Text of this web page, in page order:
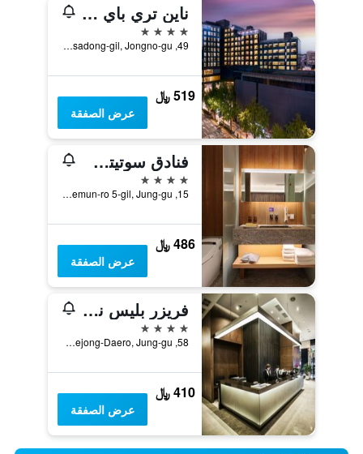
ناين تري باي بارناس سول إنسادونج
4 نجوم
49, Insadong-gil, Jongno-gu, سيول, كوريا الجنوبية
519 ﷼
عرض الصفقة
فنادق سوتيتسو ذا سبليسير سول مييونغدونغ
4 نجوم
15, Namdaemun-ro 5-gil, Jung-gu, سيول, كوريا الجنوبية
486 ﷼
عرض الصفقة
فريزر بليس نامدايمون سول
4 نجوم
58, Sejong-Daero, Jung-gu, سيول, كوريا الجنوبية
410 ﷼
عرض الصفقة